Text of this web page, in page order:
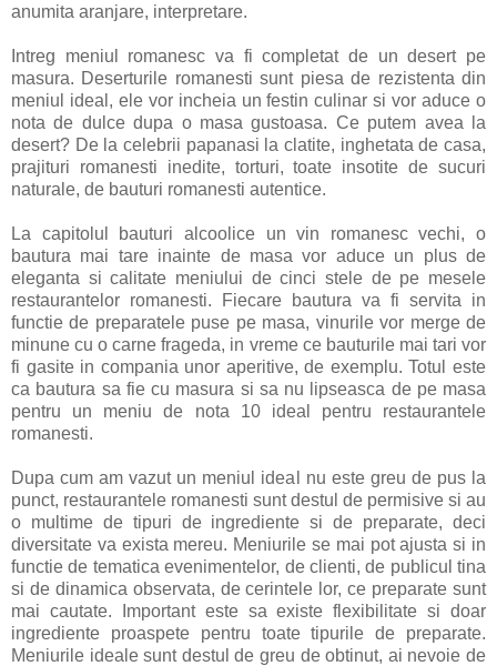
anumita aranjare, interpretare.
Intreg meniul romanesc va fi completat de un desert pe
masura. Deserturile romanesti sunt piesa de rezistenta din
meniul ideal, ele vor incheia un festin culinar si vor aduce o
nota de dulce dupa o masa gustoasa. Ce putem avea la
desert? De la celebrii papanasi la clatite, inghetata de casa,
prajituri romanesti inedite, torturi, toate insotite de sucuri
naturale, de bauturi romanesti autentice.
La capitolul bauturi alcoolice un vin romanesc vechi, o
bautura mai tare inainte de masa vor aduce un plus de
eleganta si calitate meniului de cinci stele de pe mesele
restaurantelor romanesti. Fiecare bautura va fi servita in
functie de preparatele puse pe masa, vinurile vor merge de
minune cu o carne frageda, in vreme ce bauturile mai tari vor
fi gasite in compania unor aperitive, de exemplu. Totul este
ca bautura sa fie cu masura si sa nu lipseasca de pe masa
pentru un meniu de nota 10 ideal pentru restaurantele
romanesti.
Dupa cum am vazut un meniul ideal nu este greu de pus la
punct, restaurantele romanesti sunt destul de permisive si au
o multime de tipuri de ingrediente si de preparate, deci
diversitate va exista mereu. Meniurile se mai pot ajusta si in
functie de tematica evenimentelor, de clienti, de publicul tina
si de dinamica observata, de cerintele lor, ce preparate sunt
mai cautate. Important este sa existe flexibilitate si doar
ingrediente proaspete pentru toate tipurile de preparate.
Meniurile ideale sunt destul de greu de obtinut, ai nevoie de